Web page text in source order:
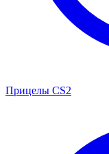
Прицелы CS2